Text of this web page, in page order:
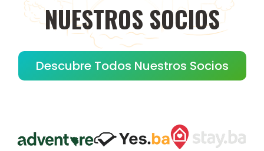
NUESTROS SOCIOS
Descubre Todos Nuestros Socios